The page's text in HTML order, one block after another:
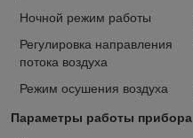
Ночной режим работы
Регулировка направления
потока воздуха
Режим осушения воздуха
Параметры работы прибора